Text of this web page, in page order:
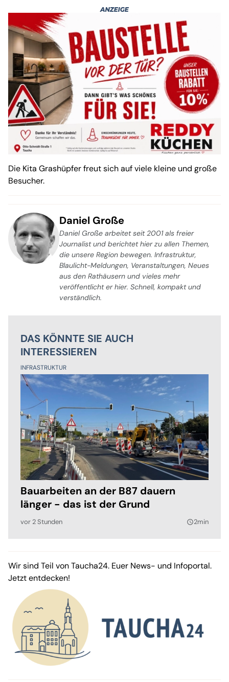
Die Kita Grashüpfer freut sich auf viele kleine und große
Besucher.
Daniel Große
Daniel Große arbeitet seit 2001 als freier
Journalist und berichtet hier zu allen Themen,
die unsere Region bewegen. Infrastruktur,
Blaulicht-Meldungen, Veranstaltungen, Neues
aus den Rathäusern und vieles mehr
veröffentlicht er hier. Schnell, kompakt und
verständlich.
DAS KÖNNTE SIE AUCH
INTERESSIEREN
INFRASTRUKTUR
Bauarbeiten an der B87 dauern
länger - das ist der Grund
vor 2 Stunden query_builder2min
Wir sind Teil von Taucha24. Euer News- und Infoportal.
Jetzt entdecken!